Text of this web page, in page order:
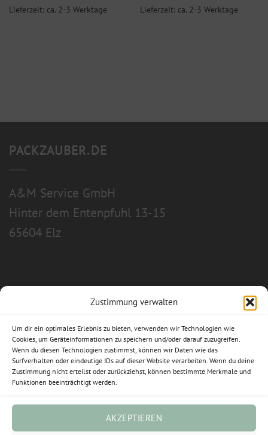
Zustimmung verwalten
Um dir ein optimales Erlebnis zu bieten, verwenden wir Technologien wie
Cookies, um Geräteinformationen zu speichern und/oder darauf zuzugreifen.
Wenn du diesen Technologien zustimmst, können wir Daten wie das
Surfverhalten oder eindeutige IDs auf dieser Website verarbeiten. Wenn du deine
Zustimmung nicht erteilst oder zurückziehst, können bestimmte Merkmale und
Funktionen beeinträchtigt werden.
AKZEPTIEREN
Lieferzeit: ca. 2-3 Werktage
Lieferzeit: ca. 2-3 Werktage
PACKZAUBER.DE
A&M Service GmbH
Hinter dem Entenpfuhl 13-15
65604 Elz
Allgemeine Geschäftsbedingungen
Impressum
Datenschutzerklärung
Cookie-Richtlinie (EU)